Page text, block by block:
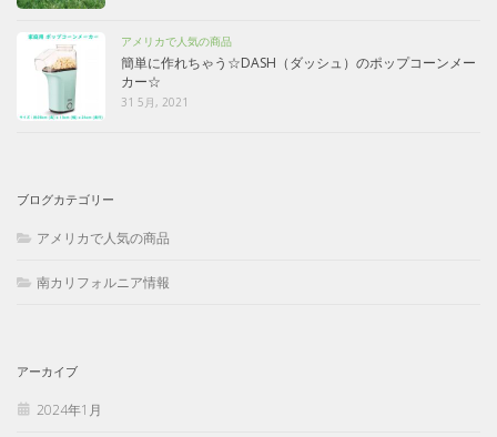
アメリカで人気の商品
簡単に作れちゃう☆DASH（ダッシュ）のポップコーンメー
カー☆
31 5月, 2021
ブログカテゴリー
アメリカで人気の商品
南カリフォルニア情報
アーカイブ
2024年1月